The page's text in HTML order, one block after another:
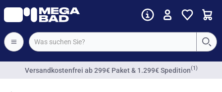
Versandkostenfrei ab 299€ Paket & 1.299€ Spedition(1)